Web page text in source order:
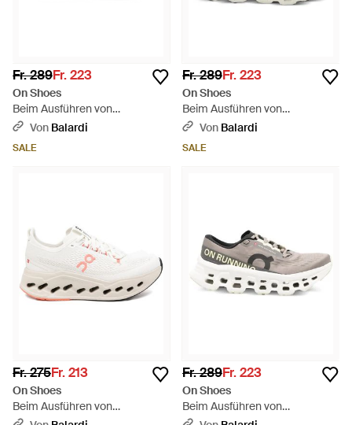
Fr. 289Fr. 223
On Shoes
Beim Ausführen von
Cloudmonster 3 - Grün
Von Balardi
SALE
Fr. 289Fr. 223
On Shoes
Beim Ausführen von
Cloudmonster 3 - Grau
Von Balardi
SALE
Fr. 275Fr. 213
On Shoes
Beim Ausführen von
Cloudsurfer Max - Weiß
Fr. 289Fr. 223
On Shoes
Beim Ausführen von
Cloudmonster 3 - Weiß